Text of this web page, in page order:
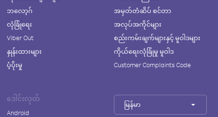
ဘလော့ဂ်
လုံခြုံရေး
Viber Out
နှုန်းထားများ
ပံ့ပိုးမှု
အမှတ်တံဆိပ် စင်တာ
အလုပ်အကိုင်များ
စည်းကမ်းချက်များနှင့် မူဝါဒများ
ကိုယ်ရေးလုံခြုံမှု မူဝါဒ
Customer Complaints Code
ဒေါင်းလုတ်
Android
မြန်မာ